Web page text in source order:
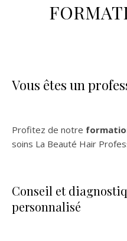
Vous êtes un
Profitez de notre
soins La Beauté Hair
Conseil et
personnalisé